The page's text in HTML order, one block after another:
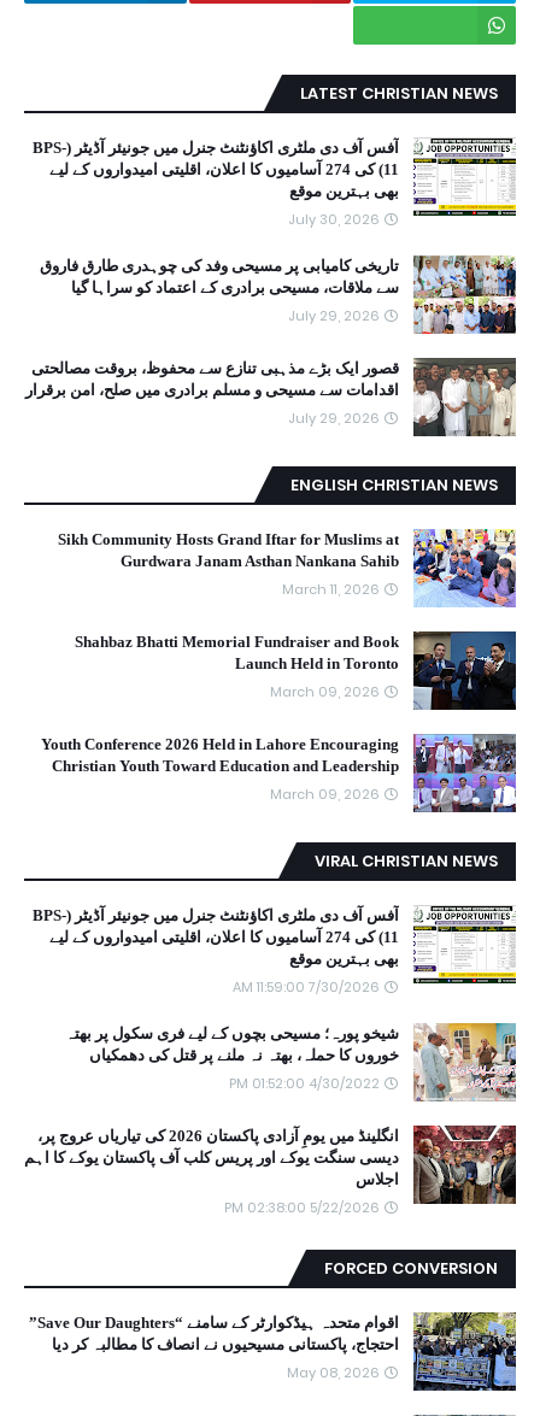
LATEST CHRISTIAN NEWS
آفس آف دی ملٹری اکاؤنٹنٹ جنرل میں جونیئر آڈیٹر (BPS-
11) کی 274 آسامیوں کا اعلان، اقلیتی امیدواروں کے لیے
بھی بہترین موقع
July 30, 2026
تاریخی کامیابی پر مسیحی وفد کی چوہدری طارق فاروق
سے ملاقات، مسیحی برادری کے اعتماد کو سراہا گیا
July 29, 2026
قصور ایک بڑے مذہبی تنازع سے محفوظ، بروقت مصالحتی
اقدامات سے مسیحی و مسلم برادری میں صلح، امن برقرار
July 29, 2026
ENGLISH CHRISTIAN NEWS
Sikh Community Hosts Grand Iftar for Muslims at
Gurdwara Janam Asthan Nankana Sahib
March 11, 2026
Shahbaz Bhatti Memorial Fundraiser and Book
Launch Held in Toronto
March 09, 2026
Youth Conference 2026 Held in Lahore Encouraging
Christian Youth Toward Education and Leadership
March 09, 2026
VIRAL CHRISTIAN NEWS
آفس آف دی ملٹری اکاؤنٹنٹ جنرل میں جونیئر آڈیٹر (BPS-
11) کی 274 آسامیوں کا اعلان، اقلیتی امیدواروں کے لیے
بھی بہترین موقع
7/30/2026 11:59:00 AM
شیخو پورہ؛ مسیحی بچوں کے لیے فری سکول پر بھتہ
خوروں کا حملہ، بھتہ نہ ملنے پر قتل کی دھمکیاں
4/30/2022 01:52:00 PM
انگلینڈ میں یومِ آزادی پاکستان 2026 کی تیاریاں عروج پر،
دیسی سنگت یوکے اور پریس کلب آف پاکستان یوکے کا اہم
اجلاس
5/22/2026 02:38:00 PM
FORCED CONVERSION
اقوام متحدہ ہیڈکوارٹر کے سامنے “Save Our Daughters”
احتجاج، پاکستانی مسیحیوں نے انصاف کا مطالبہ کر دیا
May 08, 2026